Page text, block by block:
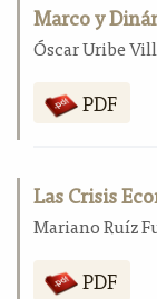
Marco y
Óscar Uribe
PDF
Las Crisis
Mariano Ruíz
PDF